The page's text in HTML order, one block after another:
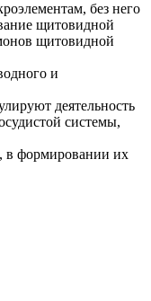
без него
щитовидной
щитовидной
и
деятельность
системы,
в формировании их